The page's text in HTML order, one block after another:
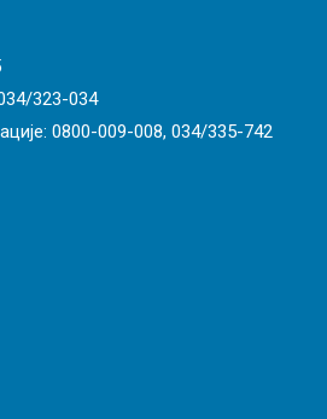
323-034
0800-009-008, 034/335-742